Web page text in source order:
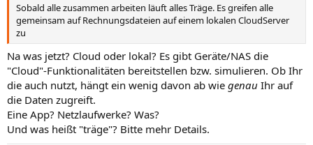
Sobald alle zusammen arbeiten läuft alles Träge. Es greifen alle
gemeinsam auf Rechnungsdateien auf einem lokalen CloudServer
zu
Na was jetzt? Cloud oder lokal? Es gibt Geräte/NAS die
"Cloud"-Funktionalitäten bereitstellen bzw. simulieren. Ob Ihr
die auch nutzt, hängt ein wenig davon ab wie genau Ihr auf
die Daten zugreift.
Eine App? Netzlaufwerke? Was?
Und was heißt "träge"? Bitte mehr Details.